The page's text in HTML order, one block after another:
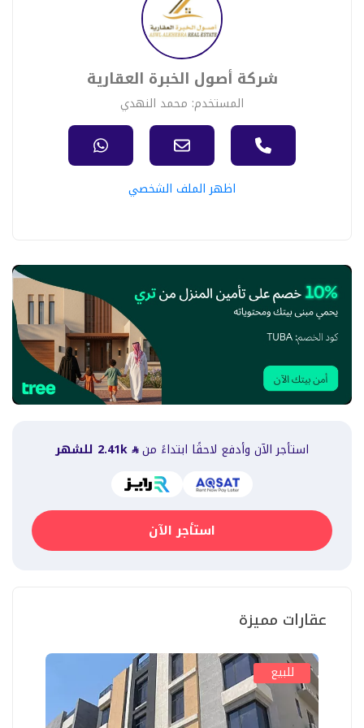
شركة أصول الخبرة العقارية
المستخدم: محمد النهدي
اظهر الملف الشخصي
استأجر الآن وأدفع لاحقًا ابتداءً من 2.41k للشهر
استأجر الآن
عقارات مميزة
للبيع